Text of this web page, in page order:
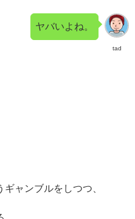
tad
ヤバいよね。
ャンブルをしつつ、